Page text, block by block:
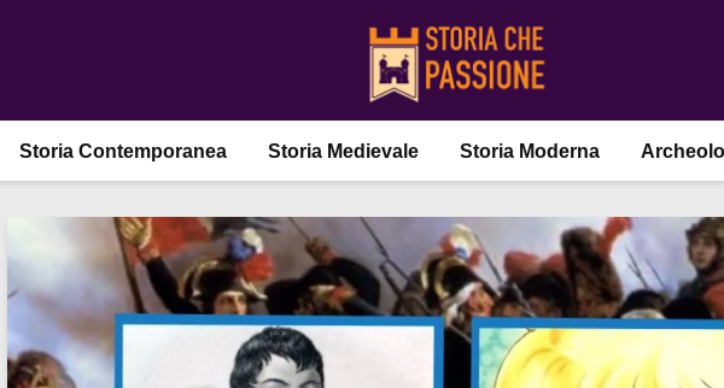
Storia Contemporanea Storia Medievale Storia Moderna